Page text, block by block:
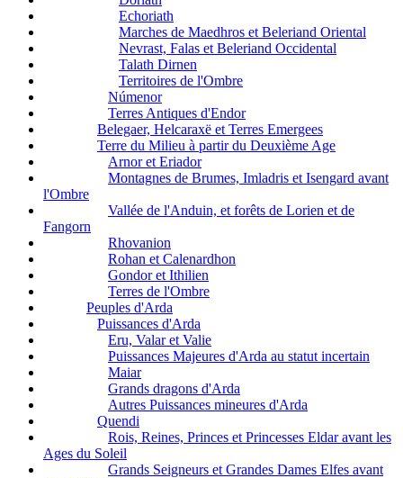
Echoriath
Marches de Maedhros et Beleriand Oriental
Nevrast, Falas et Beleriand Occidental
Talath Dirnen
Territoires de l'Ombre
Númenor
Terres Antiques d'Endor
Belegaer, Helcaraxë et Terres Emergees
Terre du Milieu à partir du Deuxième Age
Arnor et Eriador
Montagnes de Brumes, Imladris et Isengard avant
l'Ombre
Vallée de l'Anduin, et forêts de Lorien et de
Fangorn
Rhovanion
Rohan et Calenardhon
Gondor et Ithilien
Terres de l'Ombre
Peuples d'Arda
Puissances d'Arda
Eru, Valar et Valie
Puissances Majeures d'Arda au statut incertain
Maiar
Grands dragons d'Arda
Autres Puissances mineures d'Arda
Quendi
Rois, Reines, Princes et Princesses Eldar avant les
Ages du Soleil
Grands Seigneurs et Grandes Dames Elfes avant